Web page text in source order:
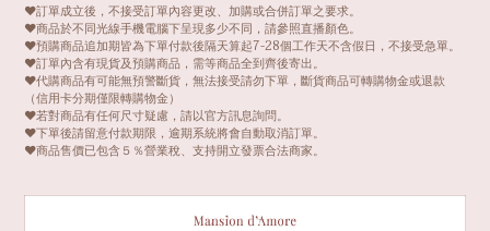
❤️訂單成立後，不接受訂單內容更改、加購或合併訂單之要求。
❤️商品於不同光線手機電腦下呈現多少不同，請參照直播顏色。
❤️預購商品追加期皆為下單付款後隔天算起7-28個工作天不含假日，不接受急單。
❤️訂單內含有現貨及預購商品，需等商品全到齊後寄出。
❤️代購商品有可能無預警斷貨，無法接受請勿下單，斷貨商品可轉購物金或退款
（信用卡分期僅限轉購物金）
❤️若對商品有任何尺寸疑慮，請以官方訊息詢問。
❤️下單後請留意付款期限，逾期系統將會自動取消訂單。
❤️商品售價已包含５％營業稅、支持開立發票合法商家。